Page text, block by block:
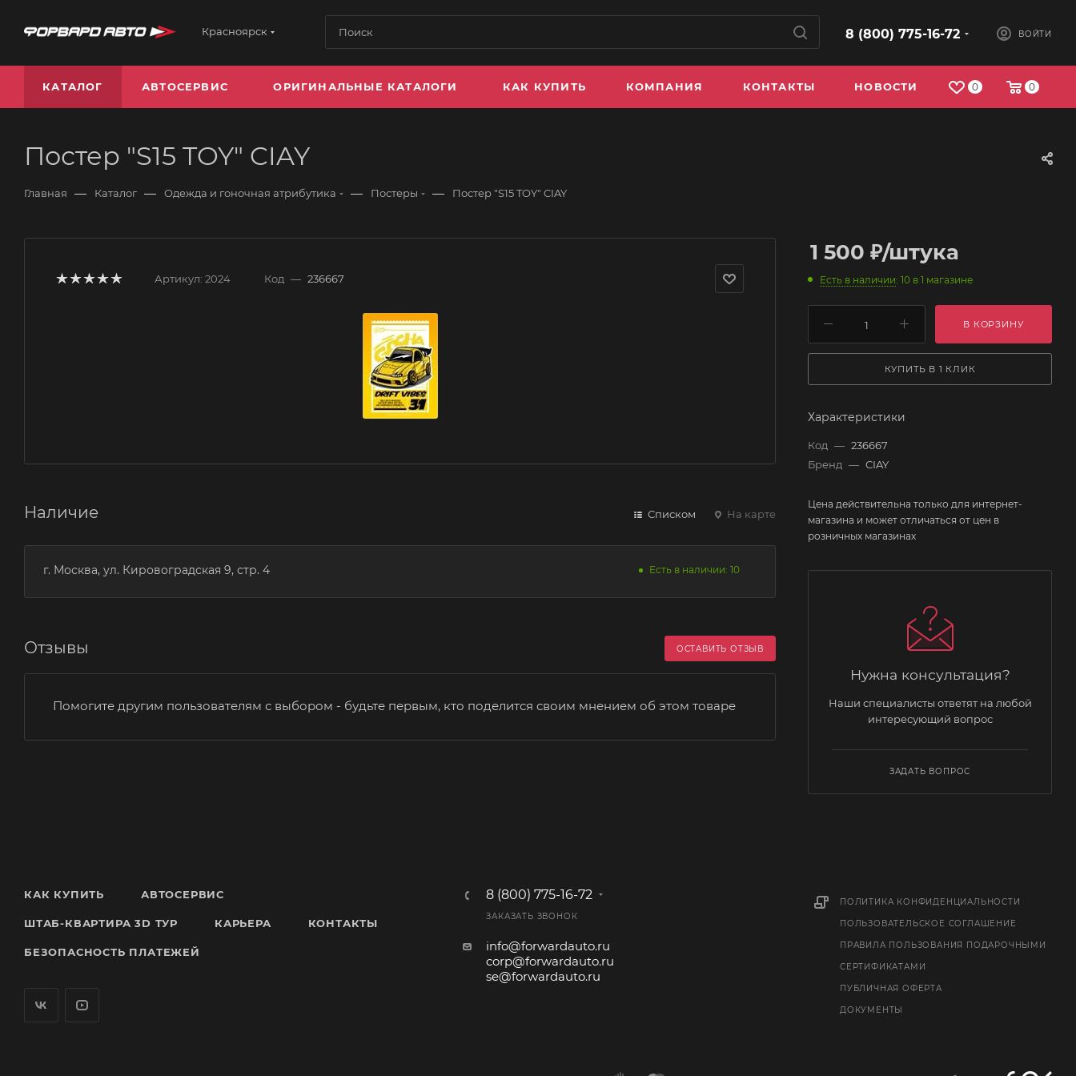
Красноярск 8 (800) 775-16-72 ВОЙТИ
0 0
КАТАЛОГ АВТОСЕРВИС ОРИГИНАЛЬНЫЕ КАТАЛОГИ КАК КУПИТЬ КОМПАНИЯ КОНТАКТЫ НОВОСТИ
Постер "S15 TOY" CIAY
Главная — Каталог — Одежда и гоночная атрибутика — Постеры — Постер "S15 TOY" CIAY
Артикул: 2024 Код — 236667
Наличие Списком На карте
г. Москва, ул. Кировоградская 9, стр. 4 Есть в наличии: 10
Отзывы ОСТАВИТЬ ОТЗЫВ
Помогите другим пользователям с выбором - будьте первым, кто поделится своим мнением об этом товаре
1 500 ₽/штука
Есть в наличии: 10 в 1 магазине
В КОРЗИНУ
КУПИТЬ В 1 КЛИК
Характеристики
Код — 236667
Бренд — CIAY
Цена действительна только для интернет-
магазина и может отличаться от цен в
розничных магазинах
Нужна консультация?
Наши специалисты ответят на любой
интересующий вопрос
ЗАДАТЬ ВОПРОС
КАК КУПИТЬ АВТОСЕРВИС
ШТАБ-КВАРТИРА 3D ТУР КАРЬЕРА КОНТАКТЫ
БЕЗОПАСНОСТЬ ПЛАТЕЖЕЙ
8 (800) 775-16-72
ЗАКАЗАТЬ ЗВОНОК
info@forwardauto.ru
corp@forwardauto.ru
se@forwardauto.ru
ПОЛИТИКА КОНФИДЕНЦИАЛЬНОСТИ
ПОЛЬЗОВАТЕЛЬСКОЕ СОГЛАШЕНИЕ
ПРАВИЛА ПОЛЬЗОВАНИЯ ПОДАРОЧНЫМИ
СЕРТИФИКАТАМИ
ПУБЛИЧНАЯ ОФЕРТА
ДОКУМЕНТЫ